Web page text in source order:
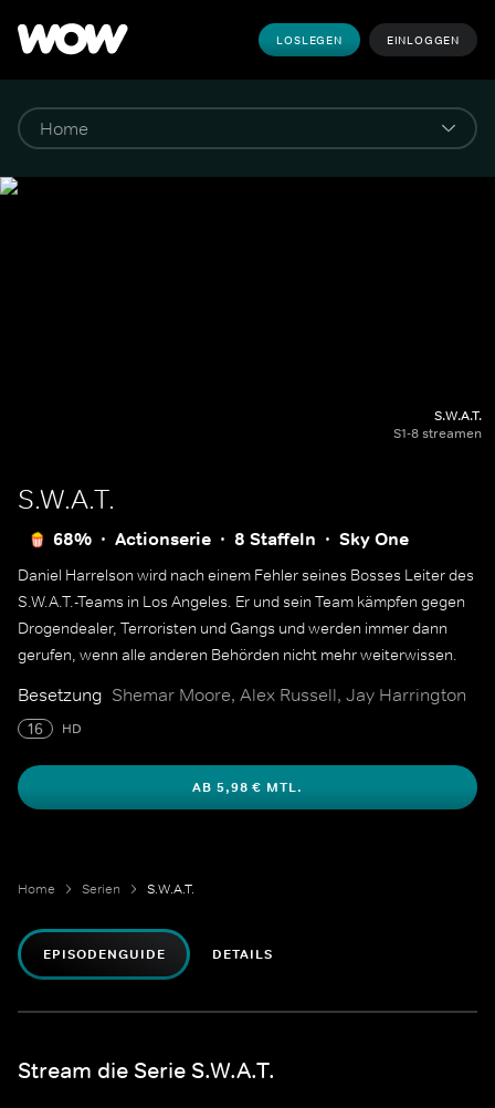
LOSLEGEN EINLOGGEN
S.W.A.T.
S1-8 streamen
S.W.A.T.
68% Actionserie 8 Staffeln Sky One
Daniel Harrelson wird nach einem Fehler seines Bosses Leiter des
S.W.A.T.-Teams in Los Angeles. Er und sein Team kämpfen gegen
Drogendealer, Terroristen und Gangs und werden immer dann
gerufen, wenn alle anderen Behörden nicht mehr weiterwissen.
Besetzung Shemar Moore, Alex Russell, Jay Harrington
16 HD
AB 5,98 € MTL.
Home Serien S.W.A.T.
EPISODENGUIDE DETAILS
Stream die Serie S.W.A.T.